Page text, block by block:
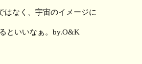
はなく、宇宙のイメージに
といいなぁ。by.O&K